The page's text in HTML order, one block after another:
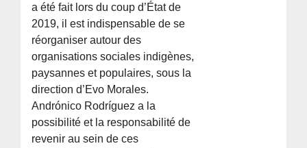
a été fait lors du coup d’État de
2019, il est indispensable de se
réorganiser autour des
organisations sociales indigènes,
paysannes et populaires, sous la
direction d’Evo Morales.
Andrónico Rodríguez a la
possibilité et la responsabilité de
revenir au sein de ces